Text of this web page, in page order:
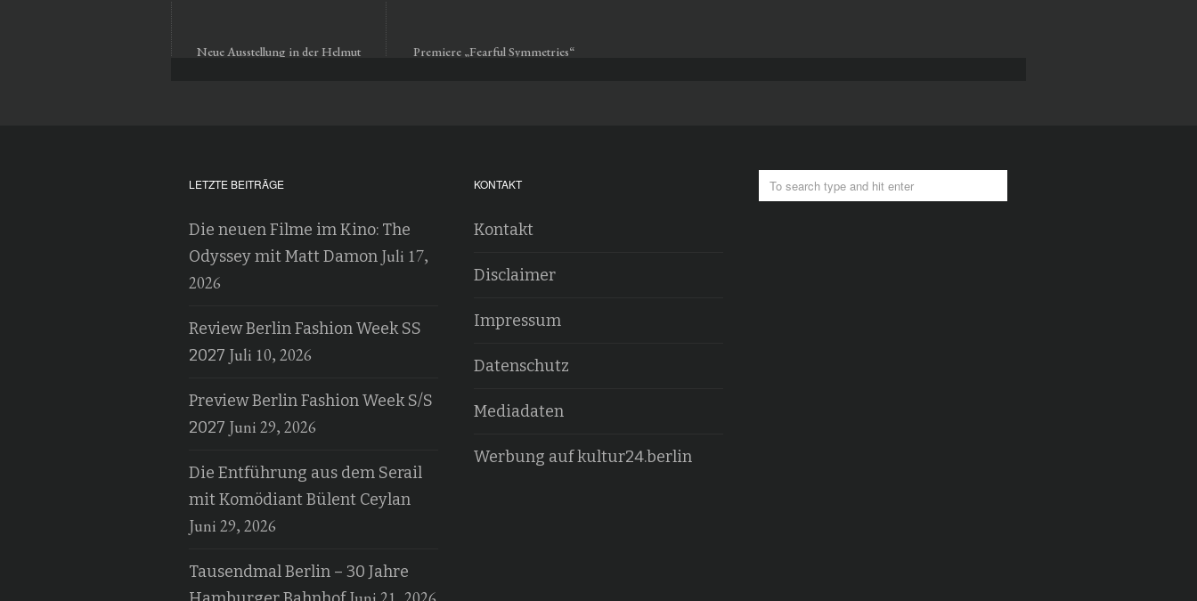
Neue Ausstellung in der Helmut
Premiere „Fearful Symmetries“
LETZTE BEITRÄGE
Die neuen Filme im Kino: The
Odyssey mit Matt Damon Juli 17,
2026
Review Berlin Fashion Week SS
2027 Juli 10, 2026
Preview Berlin Fashion Week S/S
2027 Juni 29, 2026
Die Entführung aus dem Serail
mit Komödiant Bülent Ceylan
Juni 29, 2026
Tausendmal Berlin – 30 Jahre
KONTAKT
Kontakt
Disclaimer
Impressum
Datenschutz
Mediadaten
Werbung auf kultur24.berlin